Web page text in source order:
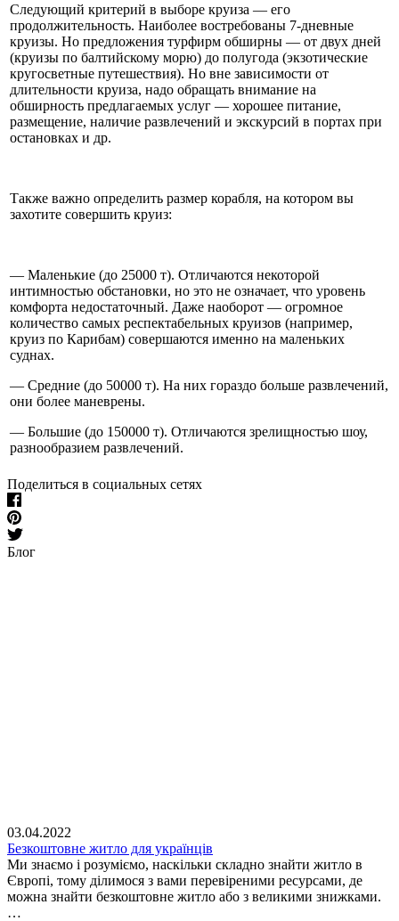
Следующий критерий в выборе круиза — его
продолжительность. Наиболее востребованы 7-дневные
круизы. Но предложения турфирм обширны — от двух дней
(круизы по балтийскому морю) до полугода (экзотические
кругосветные путешествия). Но вне зависимости от
длительности круиза, надо обращать внимание на
обширность предлагаемых услуг — хорошее питание,
размещение, наличие развлечений и экскурсий в портах при
остановках и др.
Также важно определить размер корабля, на котором вы
захотите совершить круиз:
— Маленькие (до 25000 т). Отличаются некоторой
интимностью обстановки, но это не означает, что уровень
комфорта недостаточный. Даже наоборот — огромное
количество самых респектабельных круизов (например,
круиз по Карибам) совершаются именно на маленьких
суднах.
— Средние (до 50000 т). На них гораздо больше развлечений,
они более маневрены.
— Большие (до 150000 т). Отличаются зрелищностью шоу,
разнообразием развлечений.
Поделиться в социальных сетях
Блог
03.04.2022
Безкоштовне житло для українців
Ми знаємо і розуміємо, наскільки складно знайти житло в
Європі, тому ділимося з вами перевіреними ресурсами, де
можна знайти безкоштовне житло або з великими знижками.
…